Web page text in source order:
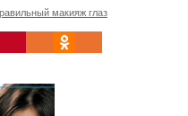
макияж глаз